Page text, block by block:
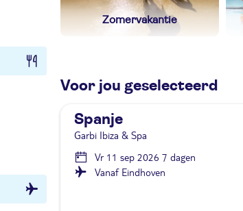
Zomervakantie
Voor jou geselecteerd
Spanje
Garbi Ibiza & Spa
Vr 11 sep 2026 7 dagen
Vanaf Eindhoven